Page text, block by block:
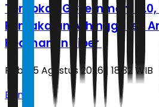
Terapkan Government 5.0,
Pemakaian AI hingga Isu
Keamanan Siber
Rabu, 5 Agustus 2026 | 18.32 WIB
Bisnis